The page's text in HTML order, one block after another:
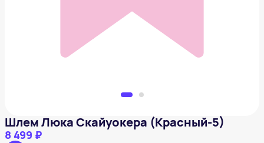
Добавить в вишлист
Шлем Люка Скайуокера (Красный-5)
8 499 ₽